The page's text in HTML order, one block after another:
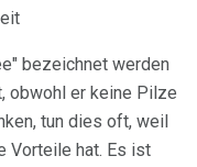
bezeichnet werden
obwohl er keine Pilze
tun dies oft, weil
Vorteile hat. Es ist